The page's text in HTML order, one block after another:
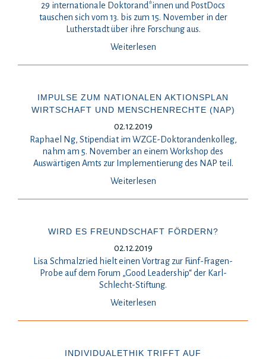
29 internationale Doktorand*innen und PostDocs
tauschen sich vom 13. bis zum 15. November in der
Lutherstadt über ihre Forschung aus.
Weiterlesen
IMPULSE ZUM NATIONALEN AKTIONSPLAN
WIRTSCHAFT UND MENSCHENRECHTE (NAP)
02.12.2019
Raphael Ng, Stipendiat im WZGE-Doktorandenkolleg,
nahm am 5. November an einem Workshop des
Auswärtigen Amts zur Implementierung des NAP teil.
Weiterlesen
WIRD ES FREUNDSCHAFT FÖRDERN?
02.12.2019
Lisa Schmalzried hielt einen Vortrag zur Fünf-Fragen-
Probe auf dem Forum „Good Leadership“ der Karl-
Schlecht-Stiftung.
Weiterlesen
INDIVIDUALETHIK TRIFFT AUF